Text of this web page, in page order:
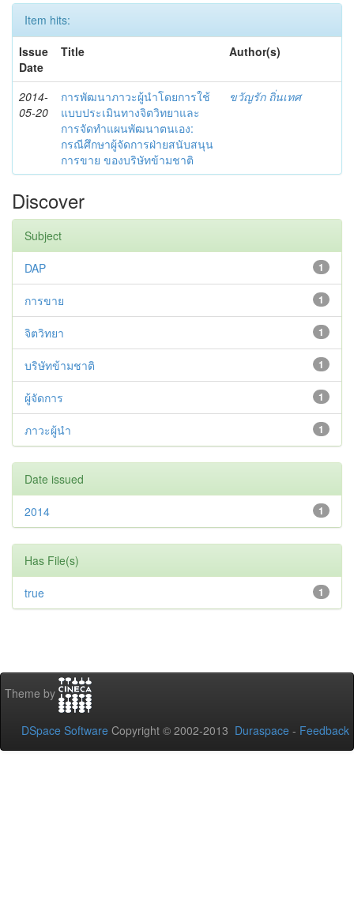
Item hits:
Issue
Date
Title Author(s)
2014-
05-20
การพัฒนาภาวะผู้นำโดยการใช้
แบบประเมินทางจิตวิทยาและ
การจัดทำแผนพัฒนาตนเอง:
กรณีศึกษาผู้จัดการฝ่ายสนับสนุน
การขาย ของบริษัทข้ามชาติ
ขวัญรัก ถิ่นเทศ
Discover
Subject
1
DAP
1
การขาย
1
จิตวิทยา
1
บริษัทข้ามชาติ
1
ผู้จัดการ
1
ภาวะผู้นำ
Date issued
1
2014
Has File(s)
1
true
Theme by
DSpace Software Copyright © 2002-2013 Duraspace - Feedback